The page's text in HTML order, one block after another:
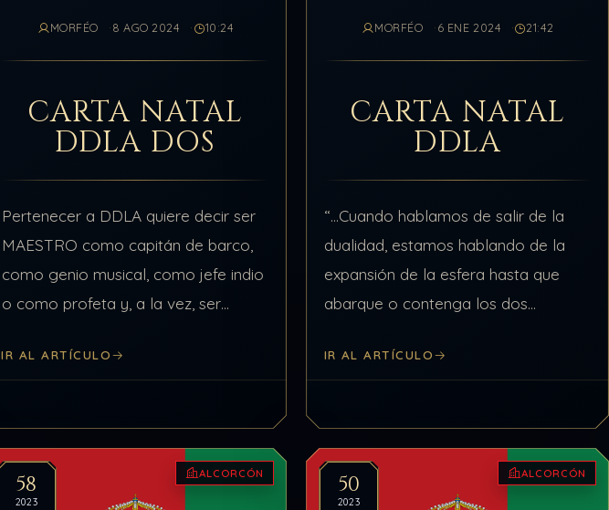
MORFÉO 8 AGO 2024 10:24
CARTA NATAL
DDLA DOS
Pertenecer a DDLA quiere decir ser
MAESTRO como capitán de barco,
como genio musical, como jefe indio
o como profeta y, a la vez, ser
conservatorio, el marinero novato
IR AL ARTÍCULO
MORFÉO 6 ENE 2024 21:42
CARTA NATAL
DDLA
“…Cuando hablamos de salir de la
dualidad, estamos hablando de la
expansión de la esfera hasta que
abarque o contenga los dos
tetradimensional 5×5 y el
IR AL ARTÍCULO
58
2023
ALCORCÓN 50
2023
ALCORCÓN